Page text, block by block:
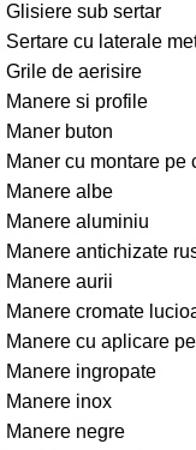
Glisiere sub sertar
Sertare cu laterale
Grile de aerisire
Manere si profile
Maner buton
Maner cu montare pe
Manere albe
Manere aluminiu
Manere antichizate
Manere aurii
Manere cromate
Manere cu aplicare
Manere ingropate
Manere inox
Manere negre